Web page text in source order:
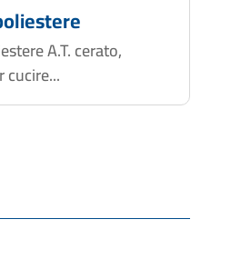
A.T. cerato,
cucire...